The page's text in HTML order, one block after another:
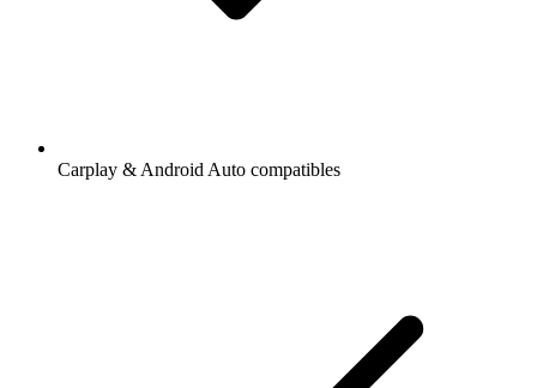
Carplay & Android Auto compatibles